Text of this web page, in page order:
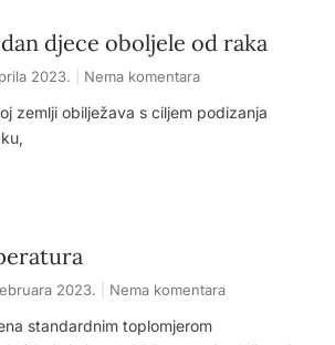
djece oboljele od raka
2023. Nema komentara
zemlji obilježava s ciljem podizanja
2023. Nema komentara
standardnim toplomjerom